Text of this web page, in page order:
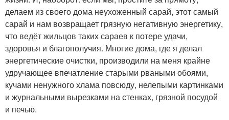
делаем из своего дома неухоженный сарай, этот самый
сарай и нам возвращает грязную негативную энергетику,
что ведёт жильцов таких сараев к потере удачи,
здоровья и благополучия. Многие дома, где я делал
энергетические очистки, производили на меня крайне
удручающее впечатление старыми рваными обоями,
кучами ненужного хлама повсюду, нелепыми картинками
и журнальными вырезками на стенках, грязной посудой
и печью.